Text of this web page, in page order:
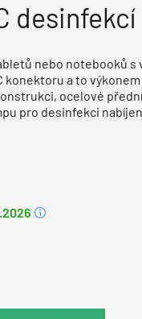
desinfekcí
nebo notebooků s
a to výkonem
ocelové
pro desinfekci